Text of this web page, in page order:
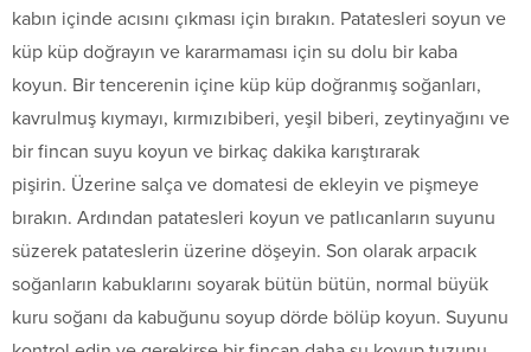
kabın içinde acısını çıkması için bırakın. Patatesleri soyun ve
küp küp doğrayın ve kararmaması için su dolu bir kaba
koyun. Bir tencerenin içine küp küp doğranmış soğanları,
kavrulmuş kıymayı, kırmızıbiberi, yeşil biberi, zeytinyağını ve
bir fincan suyu koyun ve birkaç dakika karıştırarak
pişirin. Üzerine salça ve domatesi de ekleyin ve pişmeye
bırakın. Ardından patatesleri koyun ve patlıcanların suyunu
süzerek patateslerin üzerine döşeyin. Son olarak arpacık
soğanların kabuklarını soyarak bütün bütün, normal büyük
kuru soğanı da kabuğunu soyup dörde bölüp koyun. Suyunu